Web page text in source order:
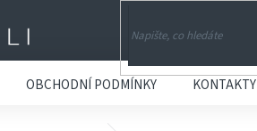
OBCHODNÍ PODMÍNKY KONTAKTY